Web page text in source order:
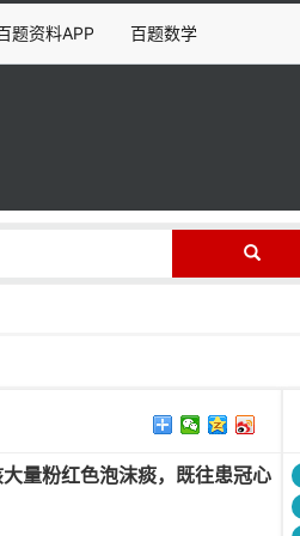
题资料APP 百题数学
量粉红色泡沫痰，既往患冠心